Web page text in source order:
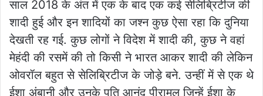
साल 2018 के अंत में एक के बाद एक कई सेलिब्रिटीज की
शादी हुई और इन शादियों का जश्न कुछ ऐसा रहा कि दुनिया
देखती रह गई. कुछ लोगों ने विदेश में शादी की, कुछ ने वहां
मेहंदी की रसमें की तो किसी ने भारत आकर शादी की लेकिन
ओवरॉल बहुत से सेलिब्रिटीज के जोड़े बने. उन्हीं में से एक थे
ईशा अंबानी और उनके पति आनंद पीरामल जिन्हें ईशा के